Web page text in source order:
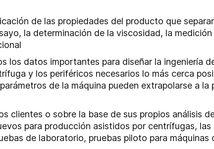
de las propiedades del producto que
la determinación de la viscosidad, la
los datos importantes para diseñar la ingeniería
y los periféricos necesarios lo más cerca
de la máquina pueden extrapolarse a la
clientes o sobre la base de sus propios análisis
para producción asistidos por centrífugas,
de laboratorio, pruebas piloto para